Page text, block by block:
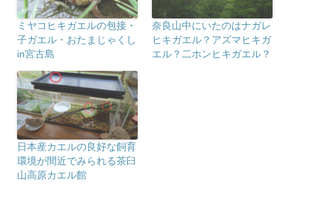
ミヤコヒキガエルの包接・
子ガエル・おたまじゃくし
in宮古島
奈良山中にいたのはナガレ
ヒキガエル？アズマヒキガ
エル？二ホンヒキガエル？
日本産カエルの良好な飼育
環境が間近でみられる茶臼
山高原カエル館